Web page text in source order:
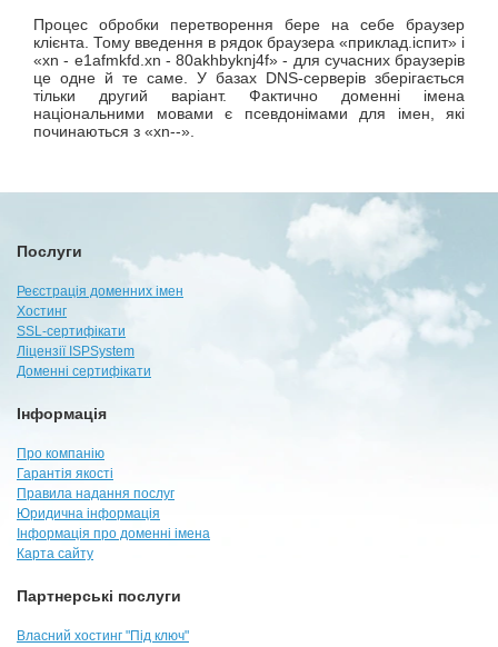
Процес обробки перетворення бере на себе браузер
клієнта. Тому введення в рядок браузера «приклад.іспит» і
«xn - e1afmkfd.xn - 80akhbyknj4f» - для сучасних браузерів
це одне й те саме. У базах DNS-серверів зберігається
тільки другий варіант. Фактично доменні імена
національними мовами є псевдонімами для імен, які
починаються з «xn--».
Послуги
Реєстрація доменних імен
Хостинг
SSL-сертифікати
Ліцензії ISPSystem
Доменні сертифікати
Інформація
Про компанію
Гарантія якості
Правила надання послуг
Юридична інформація
Інформація про доменні імена
Карта сайту
Партнерські послуги
Власний хостинг "Під ключ"